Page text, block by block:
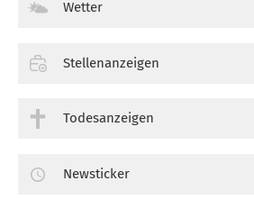
Wetter
Stellenanzeigen
Todesanzeigen
Newsticker